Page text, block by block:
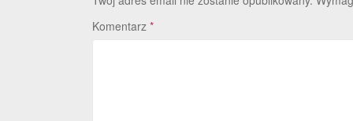
Komentarz *